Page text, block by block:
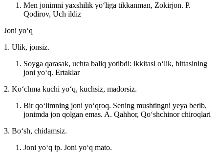
Men jonimni yaxshilik yoʻliga tikkanman, Zokirjon. P.
Qodirov, Uch ildiz
Joni yoʻq
1. Ulik, jonsiz.
Soyga qarasak, uchta baliq yotibdi: ikkitasi oʻlik, bittasining
joni yoʻq. Ertaklar
2. Koʻchma kuchi yoʻq, kuchsiz, madorsiz.
Bir qoʻlimning joni yoʻqroq. Sening mushtingni yeya berib,
jonimda jon qolgan emas. A. Qahhor, Qoʻshchinor chiroqlari
3. Boʻsh, chidamsiz.
Joni yoʻq ip. Joni yoʻq mato.